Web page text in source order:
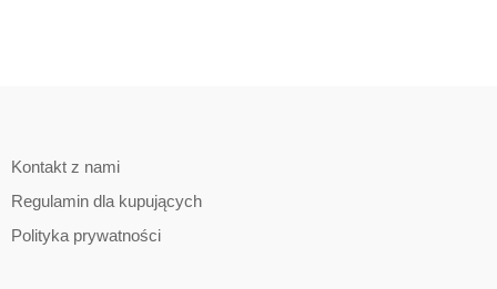
Kontakt z nami
Regulamin dla kupujących
Polityka prywatności